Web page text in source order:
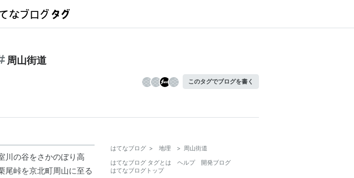
周山街道
このタグでブログを書く
川の谷をさかのぼり高
尾峠を京北町周山に至る
はてなブログ > 地理 > 周山街道
はてなブログ タグとは
ヘルプ
開発ブログ
はてなブログトップ